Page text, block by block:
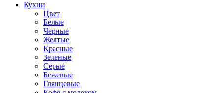
Кухни
Цвет
Белые
Черные
Желтые
Красные
Зеленые
Серые
Бежевые
Глянцевые